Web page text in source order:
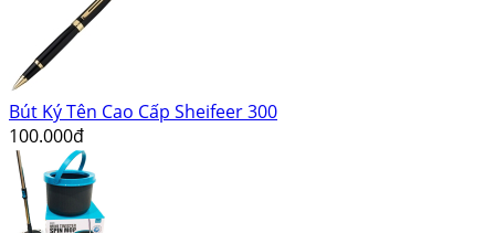
Bút Ký Tên Cao Cấp Sheifeer 300
100.000đ